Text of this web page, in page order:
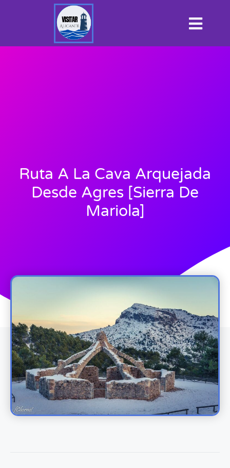
Ruta A La Cava Arquejada
Desde Agres [Sierra De
Mariola]